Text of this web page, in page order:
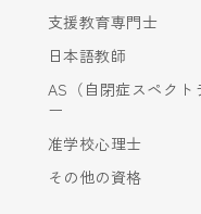
支援教育専門士
日本語教師
AS（自閉症スペクト
ー
准学校心理士
その他の資格